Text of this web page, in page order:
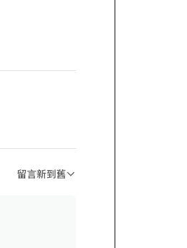
留言新到舊